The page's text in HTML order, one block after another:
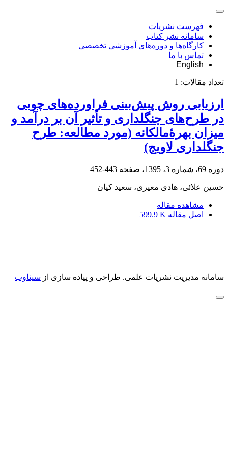
فهرست نشریات
سامانه نشر کتاب
کارگاه‌ها و دوره‌های آموزشی تخصصی
تماس با ما
English
تعداد مقالات: 1
ارزیابی روش پیش‌بینی فراورده‌های چوبی
در طرح‌های جنگلداری و تأثیر آن بر درآمد و
میزان بهرۀمالکانه (مورد مطالعه: طرح
جنگلداری لاویج)
دوره 69، شماره 3، 1395، صفحه 443-452
حسین علائی، هادی معیری، سعید کیان
مشاهده مقاله
اصل مقاله 599.9 K
سامانه مدیریت نشریات علمی. طراحی و پیاده سازی از سیناوب